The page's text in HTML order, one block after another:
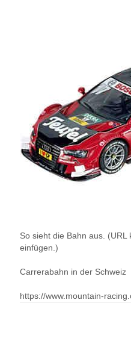
So sieht die Bahn aus.
einfügen.)
Carrerabahn in der Schweiz
https://www.mountain-